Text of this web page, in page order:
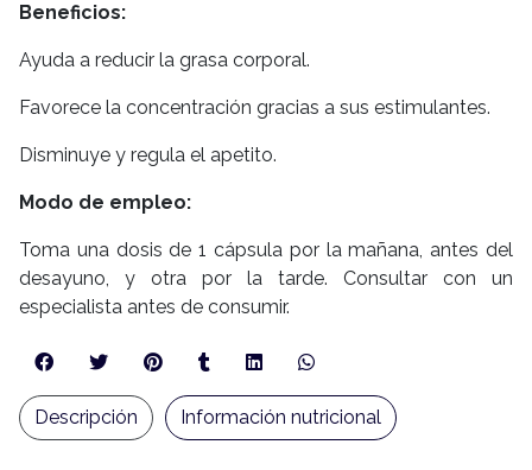
Beneficios:
Ayuda a reducir la grasa corporal.
Favorece la concentración gracias a sus estimulantes.
Disminuye y regula el apetito.
Modo de empleo:
Toma una dosis de 1 cápsula por la mañana, antes del
desayuno, y otra por la tarde. Consultar con un
especialista antes de consumir.
Descripción Información nutricional